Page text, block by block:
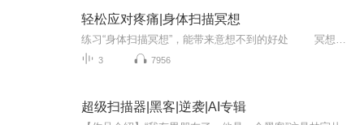
轻松应对疼痛|身体扫描冥想
3 7956
超级扫描器|黑客|逆袭|AI专辑